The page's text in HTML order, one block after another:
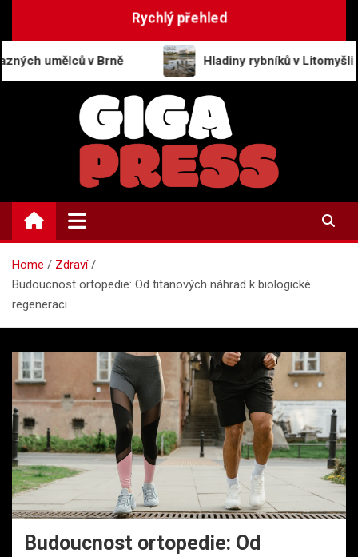
Rychlý přehled
v Brně Hladiny rybníků v Litomyšli pod
GigaPress.cz
Zpravodajství | Press info
Home
Zdraví
Budoucnost ortopedie: Od titanových náhrad k biologické
regeneraci
Budoucnost ortopedie: Od